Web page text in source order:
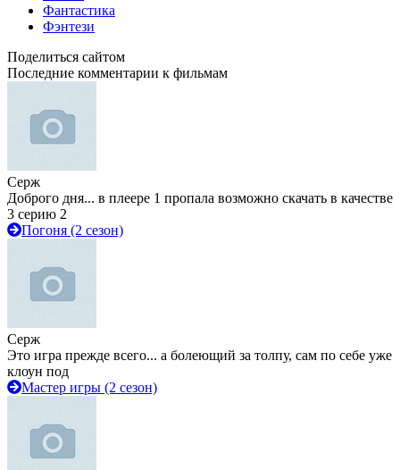
Фантастика
Фэнтези
Поделиться сайтом
Последние комментарии к фильмам
Серж
Доброго дня... в плеере 1 пропала возможно скачать в качестве
3 серию 2
Погоня (2 сезон)
Серж
Это игра прежде всего... а болеющий за толпу, сам по себе уже
клоун под
Мастер игры (2 сезон)